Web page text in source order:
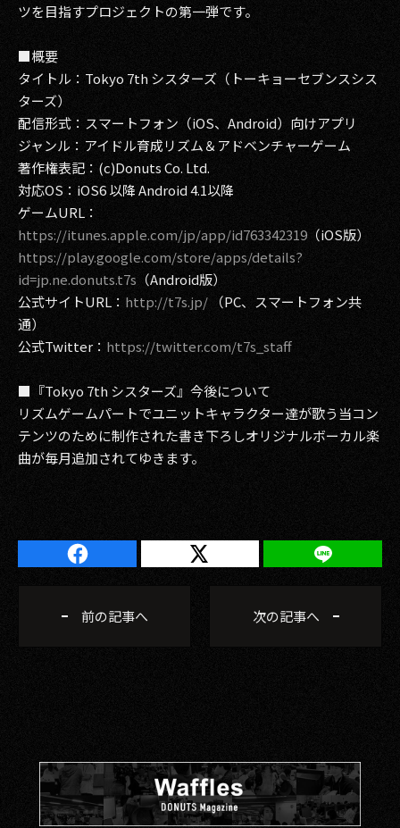
2018
2015
2014
2012
2011
ツを目指すプロジェクトの第一弾です。
■概要
タイトル：Tokyo 7th シスターズ（トーキョーセブンスシス
ターズ）
配信形式：スマートフォン（iOS、Android）向けアプリ
ジャンル：アイドル育成リズム＆アドベンチャーゲーム
著作権表記：(c)Donuts Co. Ltd.
対応OS：iOS6 以降 Android 4.1以降
ゲームURL：
https://itunes.apple.com/jp/app/id763342319 （iOS版）
https://play.google.com/store/apps/details?
id=jp.ne.donuts.t7s （Android版）
公式サイトURL： http://t7s.jp/ （PC、スマートフォン共
通）
公式Twitter： https://twitter.com/t7s_staff
■『Tokyo 7th シスターズ』今後について
リズムゲームパートでユニットキャラクター達が歌う当コン
テンツのために制作された書き下ろしオリジナルボーカル楽
曲が毎月追加されてゆきます。
前の記事へ 次の記事へ